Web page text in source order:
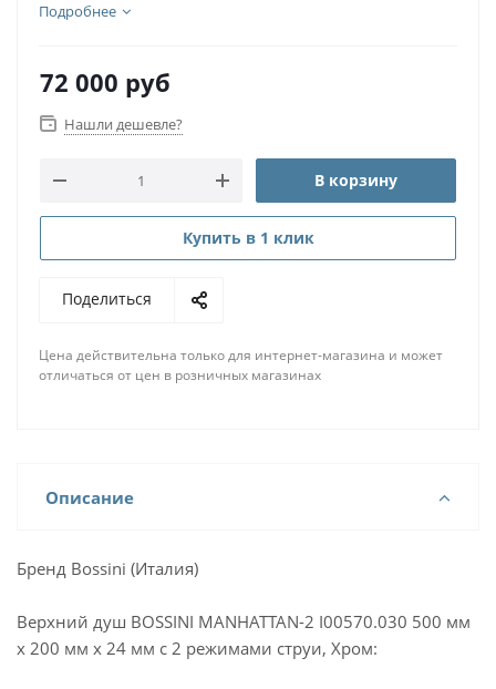
Подробнее
72 000 руб
Нашли дешевле?
В корзину
Купить в 1 клик
Поделиться
Цена действительна только для интернет-магазина и может
отличаться от цен в розничных магазинах
Описание
Бренд Bossini (Италия)
Верхний душ BOSSINI MANHATTAN-2 I00570.030 500 мм
х 200 мм х 24 мм с 2 режимами струи, Хром: